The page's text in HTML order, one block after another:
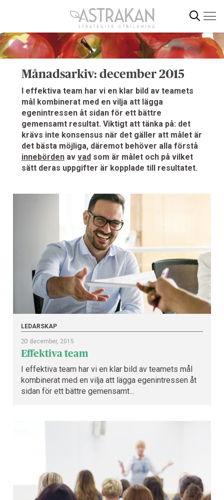
till
innehållet
Sök
Månadsarkiv: december 2015
I effektiva team har vi en klar bild av teamets
mål kombinerat med en vilja att lägga
egenintressen åt sidan för ett bättre
gemensamt resultat. Viktigt att tänka på: det
krävs inte konsensus när det gäller att målet är
det bästa möjliga, däremot behöver alla förstå
innebördenav vad som är målet och på vilket
sätt deras uppgifter är kopplade till resultatet.
LEDARSKAP
20 december, 2015
Effektiva team
I effektiva team har vi en klar bild av teamets mål
kombinerat med en vilja att lägga egenintressen åt
sidan för ett bättre gemensamt...